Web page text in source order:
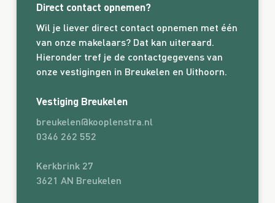
Direct contact opnemen?
Wil je liever direct contact opnemen met één
van onze makelaars? Dat kan uiteraard.
Hieronder tref je de contactgegevens van
onze vestigingen in Breukelen en Uithoorn.
Vestiging Breukelen
breukelen@kooplenstra.nl
0346 262 552
Kerkbrink 27
3621 AN Breukelen